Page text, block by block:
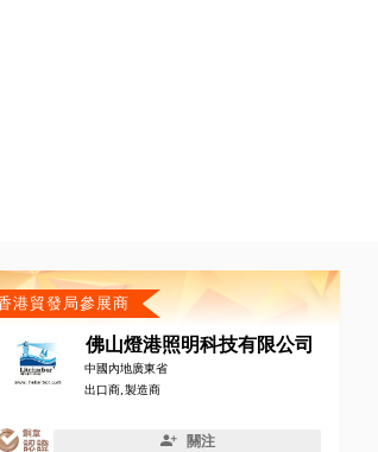
港貿發局參展商
佛山燈港照明科技有限公司
中國內地廣東省
出口商, 製造商
關注